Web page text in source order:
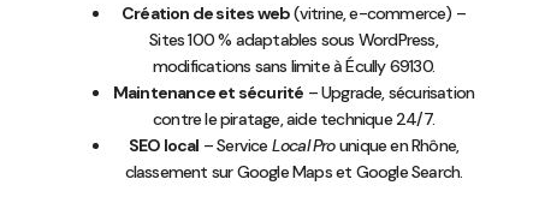
Création de sites web(vitrine, e-commerce) –
Sites 100 % adaptables sous WordPress,
modifications sans limite à Écully 69130.
Maintenance et sécurité – Upgrade, sécurisation
contre le piratage, aide technique 24/7.
SEO local – Service Local Prounique en Rhône,
classement sur Google Maps et Google Search.